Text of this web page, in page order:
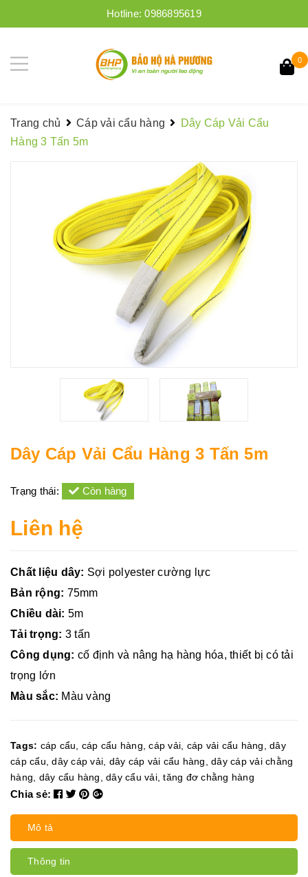
Hotline:0986895619
0
Trang chủ Cáp vải cẩu hàng
Dây Cáp Vải Cẩu
Hàng 3 Tấn 5m
Dây Cáp Vải Cẩu Hàng 3 Tấn 5m
Trạng thái: Còn hàng
Liên hệ
Chất liệu dây: Sợi polyester cường lực
Bản rộng: 75mm
Chiều dài: 5m
Tải trọng: 3 tấn
Công dụng: cố định và nâng hạ hàng hóa, thiết bị có tải
trọng lớn
Màu sắc: Màu vàng
Tags: cáp cẩu cáp cẩu hàng ,cáp vải cáp vải cẩu hàng
dây
cáp cẩu ,dây cáp vải dây cáp vải cẩu hàng
dây cáp vải chằng
hàng
dây cẩu hàng dây cẩu vải,tăng đơ chằng hàng
Chia sẻ:
Mô tả
Thông tin